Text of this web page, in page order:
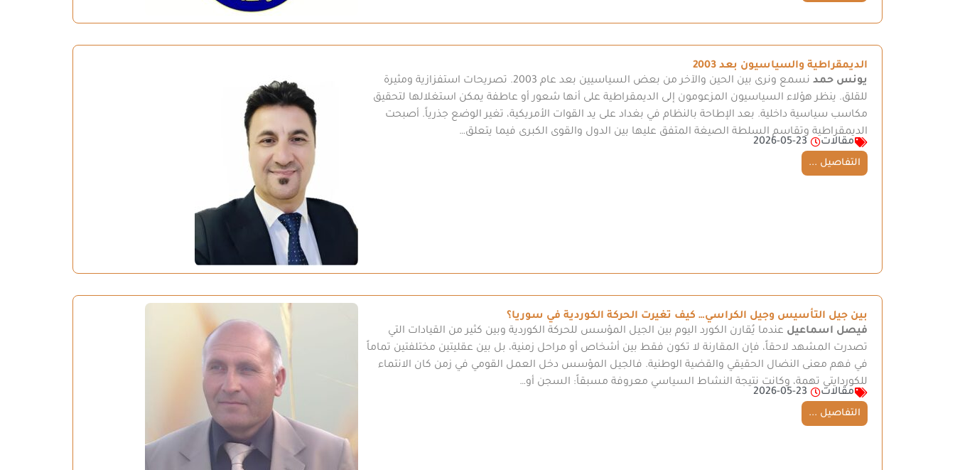
الديمقراطية والسياسيون بعد 2003
يونس حمد
نسمع ونرى بين الحين والآخر من بعض السياسيين بعد عام 2003. تصريحات استفزازية ومثيرة
للقلق. ينظر هؤلاء السياسيون المزعومون إلى الديمقراطية على أنها شعور أو عاطفة يمكن استغلالها لتحقيق
مكاسب سياسية داخلية. بعد الإطاحة بالنظام في بغداد على يد القوات الأمريكية، تغير الوضع جذرياً. أصبحت
الديمقراطية وتقاسم السلطة الصيغة المتفق عليها بين الدول والقوى الكبرى فيما يتعلق…
مقالات
2026-05-23
التفاصيل ...
بين جيل التأسيس وجيل الكراسي… كيف تغيرت الحركة الكوردية في سوريا؟
فيصل اسماعيل عندما يُقارن الكورد اليوم بين الجيل المؤسس للحركة الكوردية وبين كثير من القيادات التي
تصدرت المشهد لاحقاً، فإن المقارنة لا تكون فقط بين أشخاص أو مراحل زمنية، بل بين عقليتين مختلفتين تماماً
في فهم معنى النضال الحقيقي والقضية الوطنية. فالجيل المؤسس دخل العمل القومي في زمن كان الانتماء
للكوردايتي تهمة، وكانت نتيجة النشاط السياسي معروفة مسبقاً: السجن أو…
مقالات
2026-05-23
التفاصيل ...